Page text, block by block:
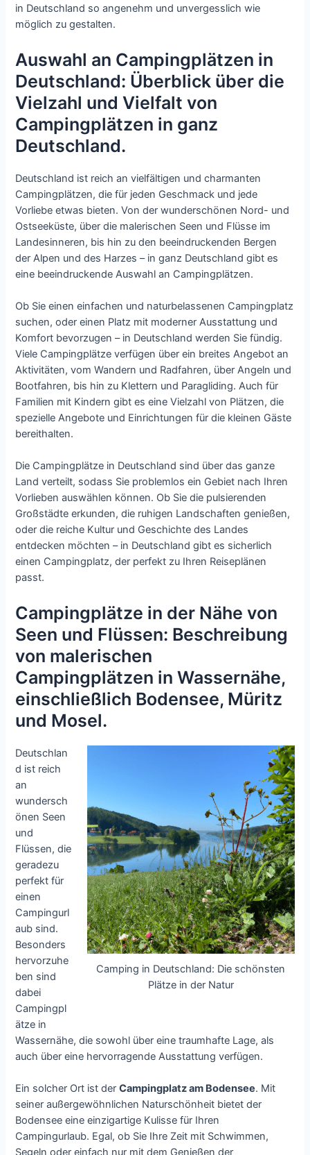
in Deutschland so angenehm und unvergesslich wie
möglich zu gestalten.
Auswahl an Campingplätzen in
Deutschland: Überblick über die
Vielzahl und Vielfalt von
Campingplätzen in ganz
Deutschland.
Deutschland ist reich an vielfältigen und charmanten
Campingplätzen, die für jeden Geschmack und jede
Vorliebe etwas bieten. Von der wunderschönen Nord- und
Ostseeküste, über die malerischen Seen und Flüsse im
Landesinneren, bis hin zu den beeindruckenden Bergen
der Alpen und des Harzes – in ganz Deutschland gibt es
eine beeindruckende Auswahl an Campingplätzen.
Ob Sie einen einfachen und naturbelassenen Campingplatz
suchen, oder einen Platz mit moderner Ausstattung und
Komfort bevorzugen – in Deutschland werden Sie fündig.
Viele Campingplätze verfügen über ein breites Angebot an
Aktivitäten, vom Wandern und Radfahren, über Angeln und
Bootfahren, bis hin zu Klettern und Paragliding. Auch für
Familien mit Kindern gibt es eine Vielzahl von Plätzen, die
spezielle Angebote und Einrichtungen für die kleinen Gäste
bereithalten.
Die Campingplätze in Deutschland sind über das ganze
Land verteilt, sodass Sie problemlos ein Gebiet nach Ihren
Vorlieben auswählen können. Ob Sie die pulsierenden
Großstädte erkunden, die ruhigen Landschaften genießen,
oder die reiche Kultur und Geschichte des Landes
entdecken möchten – in Deutschland gibt es sicherlich
einen Campingplatz, der perfekt zu Ihren Reiseplänen
passt.
Campingplätze in der Nähe von
Seen und Flüssen: Beschreibung
von malerischen
Campingplätzen in Wassernähe,
einschließlich Bodensee, Müritz
und Mosel.
Camping in Deutschland: Die schönsten
Plätze in der Natur
Deutschlan
d ist reich
an
wundersch
önen Seen
und
Flüssen, die
geradezu
perfekt für
einen
Campingurl
aub sind.
Besonders
hervorzuhe
ben sind
dabei
Campingpl
ätze in
Wassernähe, die sowohl über eine traumhafte Lage, als
auch über eine hervorragende Ausstattung verfügen.
Ein solcher Ort ist derCampingplatz am Bodensee. Mit
seiner außergewöhnlichen Naturschönheit bietet der
Bodensee eine einzigartige Kulisse für Ihren
Campingurlaub. Egal, ob Sie Ihre Zeit mit Schwimmen,
Segeln oder einfach nur mit dem Genießen der